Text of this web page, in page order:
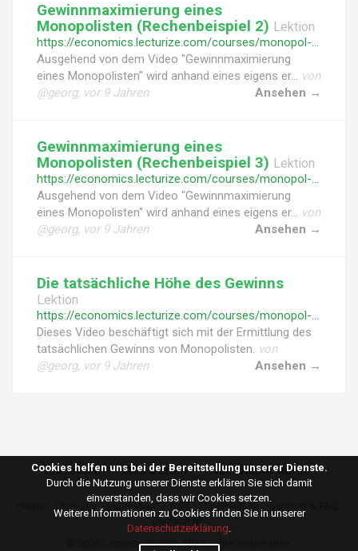
Gewinnmaximierung eines
Monopolisten (Rechenbeispiel 2) Lektion
https://economics.lecturize.com/courses/monopol-und-monopolistische-konkurrenz/lessons/gewinnmaximierung-eines-monopolisten-rechenbeispiel-2
Ausgehend von dem Video "Gewinnmaximierung
eines Monopolisten" wird anhand eines eigens er... von
@georg, vor 9 Jahren
Ansehen →
Gewinnmaximierung eines
Monopolisten (Rechenbeispiel 3) Lektion
https://economics.lecturize.com/courses/monopol-und-monopolistische-konkurrenz/lessons/gewinnmaximierung-eines-monopolisten-rechenbeispiel-3
Ausgehend von dem Video "Gewinnmaximierung
eines Monopolisten" wird anhand eines eigens er... von
@georg, vor 9 Jahren
Ansehen →
Die tatsächliche Höhe des Gewinns
Lektion
https://economics.lecturize.com/courses/monopol-und-monopolistische-konkurrenz/lessons/die-tatsaechliche-hoehe-des-gewinns-eines-monopolisten
Dieses Video beschäftigt sich mit der Ermittlung des
tatsächlichen Gewinns von Monopolisten. von
@georg, vor 9 Jahren
Ansehen →
Bibliothek Alle Serien Alle Online-Kurse
Impressum Datenschutz
Deutsch
Lecturize GmbH. Alle Rechte vorbehalten.
Cookies helfen uns bei der Bereitstellung unserer Dienste.
Durch die Nutzung unserer Dienste erklären Sie sich damit
einverstanden, dass wir Cookies setzen.
Weitere Informationen zu Cookies finden Sie in unserer
Datenschutzerklärung.